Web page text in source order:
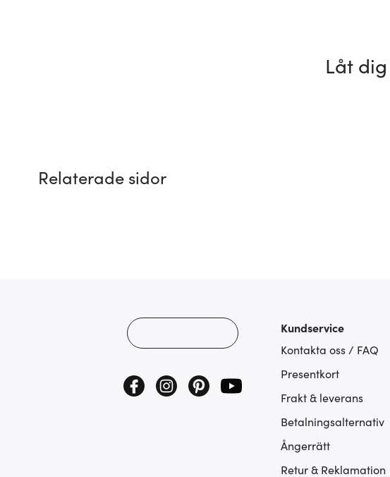
Låt
Relaterade sidor
Kundservice
Kontakta oss / FAQ
Presentkort
Frakt & leverans
Betalningsalternativ
Ångerrätt
Retur & Reklamation